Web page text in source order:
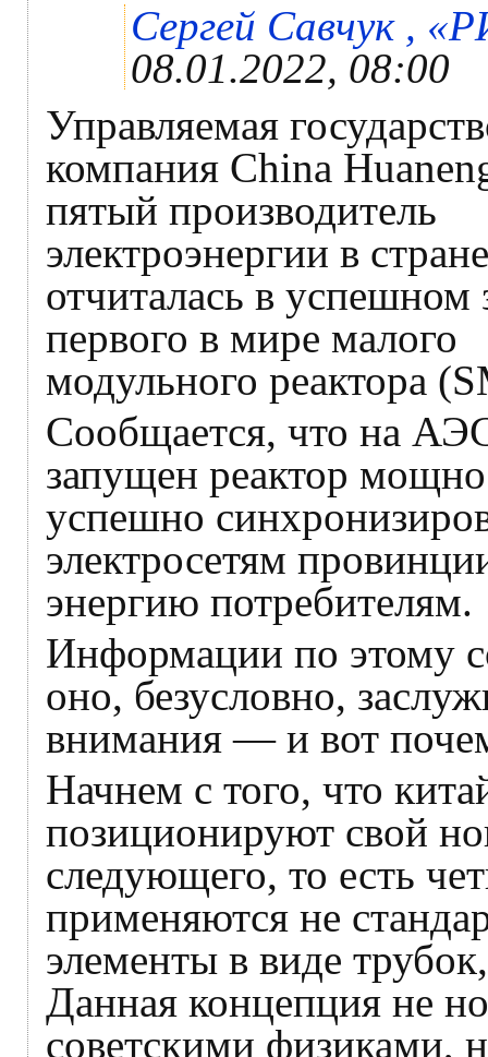
Сергей Савчук ,
08.01.2022, 08:00
Управляемая
компания China
пятый производитель
электроэнергии в
отчиталась в успешном
первого в мире малого
модульного реактора
Сообщается, что на
запущен реактор
успешно
электросетям
энергию потребителям.
Информации по этому
оно, безусловно,
внимания — и вот
Начнем с того, что
позиционируют свой
следующего, то есть
применяются не
элементы в виде
Данная концепция не
советскими физиками,